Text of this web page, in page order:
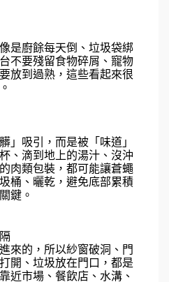
是廚餘每天倒、垃圾袋綁
不要殘留食物碎屑、寵物
放到過熟，這些看起來很
」吸引，而是被「味道」
、滴到地上的湯汁、沒沖
肉類包裝，都可能讓蒼蠅
桶、曬乾，避免底部累積
鍵。
來的，所以紗窗破洞、門
開、垃圾放在門口，都是
近市場、餐飲店、水溝、